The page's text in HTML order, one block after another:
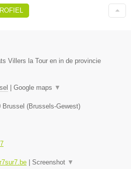
Villers la Tour en in de provincie
| Google maps ▼
Brussel (Brussels-Gewest)
| Screenshot ▼